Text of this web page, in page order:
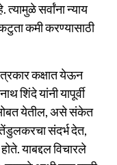
सर्वांना न्याय
कमी करण्यासाठी
कक्षात येऊन
शिंदे यांनी यापूर्वी
येतील, असे संकेत
संदर्भ देत,
याबद्दल विचारले